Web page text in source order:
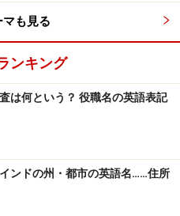
も見る
ンキング
は何という？ 役職名の英語表記
ンドの州・都市の英語名……住所